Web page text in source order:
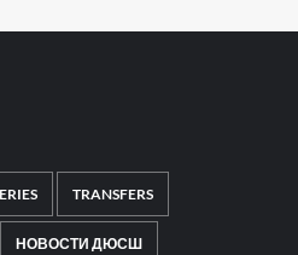
TRANSFERS
НОВОСТИ ДЮСШ